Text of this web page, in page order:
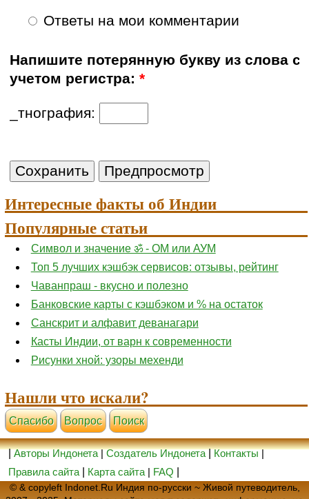
Ответы на мои комментарии
Напишите потерянную букву из слова с
учетом регистра:*
_тнография:
Интересные факты об Индии
Популярные статьи
Символ и значение ॐ - ОМ или АУМ
Топ 5 лучших кэшбэк сервисов: отзывы, рейтинг
Чаванпраш - вкусно и полезно
Банковские карты с кэшбэком и % на остаток
Санскрит и алфавит деванагари
Касты Индии, от варн к современности
Рисунки хной: узоры мехенди
Нашли что искали?
Cпасибо Вопрос Поиск
|Авторы Индонета|Создатель Индонета|Контакты|
Правила сайта
Карта сайта | FAQ
© & copyleft Indonet.Ru Индия по-русски ~ Живой путеводитель,